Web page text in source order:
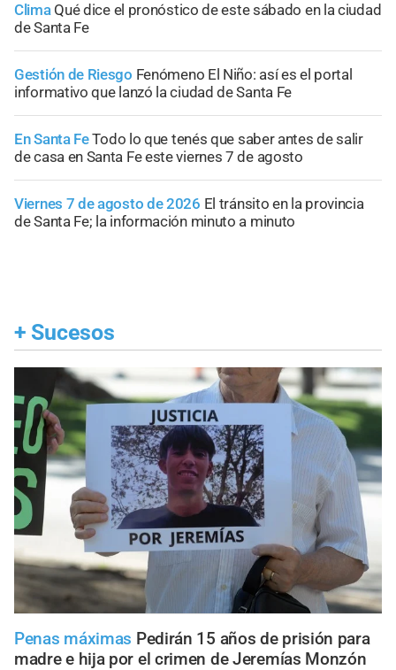
Clima Qué dice el pronóstico de este sábado en la ciudad
de Santa Fe
Gestión de Riesgo Fenómeno El Niño: así es el portal
informativo que lanzó la ciudad de Santa Fe
En Santa FeTodo lo que tenés que saber antes de salir
de casa en Santa Fe este viernes 7 de agosto
Viernes 7 de agosto de 2026 El tránsito en la provincia
de Santa Fe; la información minuto a minuto
+ Sucesos
Penas máximas Pedirán 15 años de prisión para
madre e hija por el crimen de Jeremías Monzón